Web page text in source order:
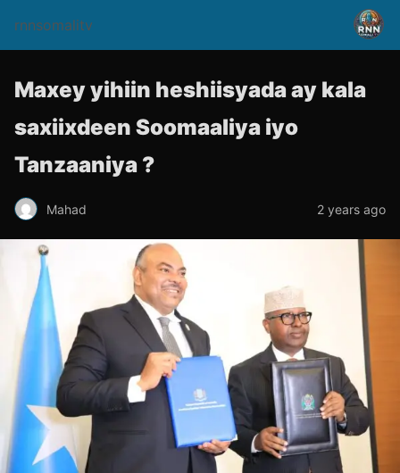
rnnsomalitv
Maxey yihiin heshiisyada ay kala
saxiixdeen Soomaaliya iyo
Tanzaaniya ?
Mahad 2 years ago